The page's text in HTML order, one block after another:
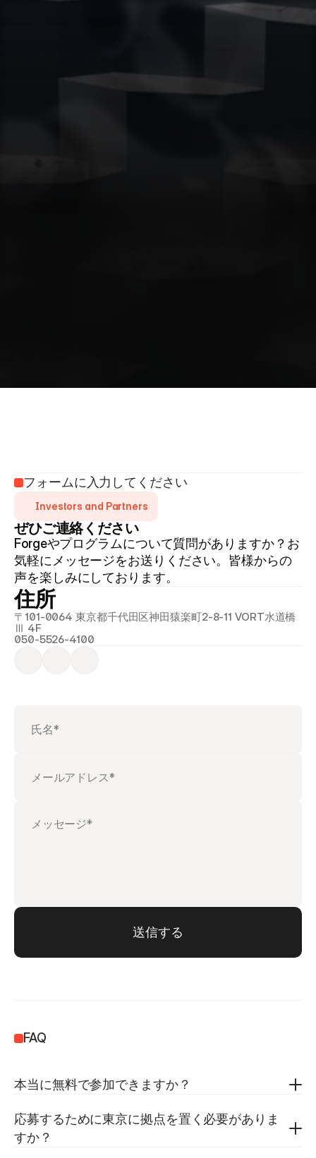
フォームに入力してください
Investors and Partners
ぜひご連絡ください
Forgeやプログラムについて質問がありますか？お
気軽にメッセージをお送りください。皆様からの
声を楽しみにしております。
住所
〒101-0064 東京都千代田区神田猿楽町2-8-11 VORT水道橋
Ⅲ 4F
050-5526-4100
送信する
FAQ
本当に無料で参加できますか？
応募するために東京に拠点を置く必要がありま
すか？